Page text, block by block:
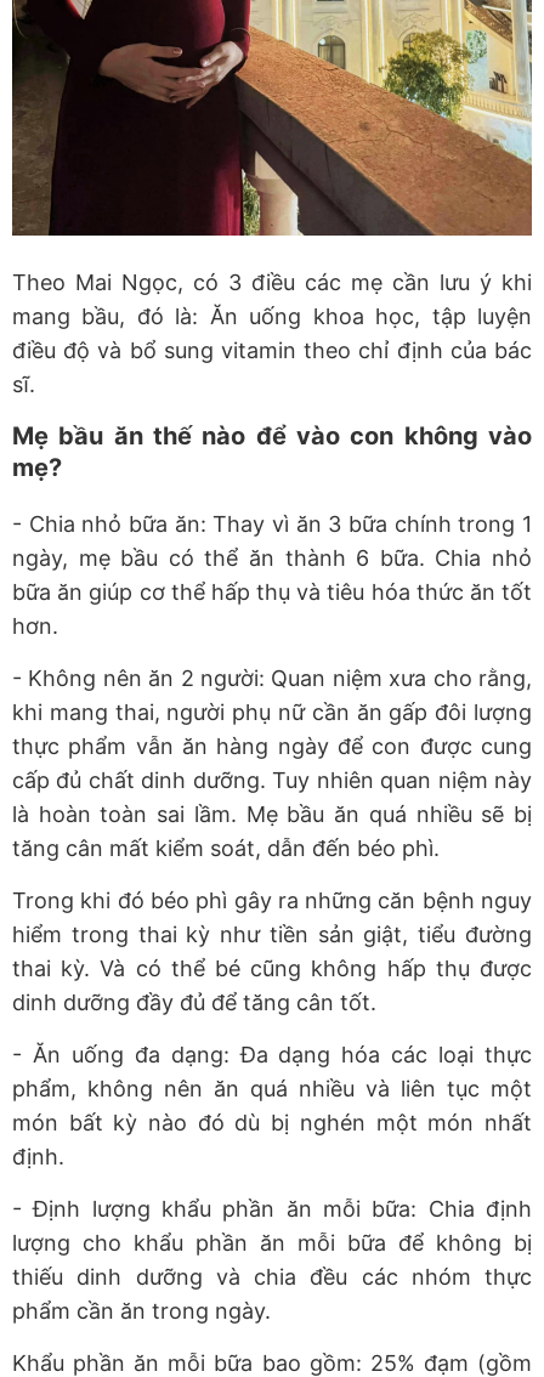
Theo Mai Ngọc, có 3 điều các mẹ cần lưu ý khi
mang bầu, đó là: Ăn uống khoa học, tập luyện
điều độ và bổ sung vitamin theo chỉ định của bác
sĩ.
Mẹ bầu ăn thế nào để vào con không vào
mẹ?
- Chia nhỏ bữa ăn: Thay vì ăn 3 bữa chính trong 1
ngày, mẹ bầu có thể ăn thành 6 bữa. Chia nhỏ
bữa ăn giúp cơ thể hấp thụ và tiêu hóa thức ăn tốt
hơn.
- Không nên ăn 2 người: Quan niệm xưa cho rằng,
khi mang thai, người phụ nữ cần ăn gấp đôi lượng
thực phẩm vẫn ăn hàng ngày để con được cung
cấp đủ chất dinh dưỡng. Tuy nhiên quan niệm này
là hoàn toàn sai lầm. Mẹ bầu ăn quá nhiều sẽ bị
tăng cân mất kiểm soát, dẫn đến béo phì.
Trong khi đó béo phì gây ra những căn bệnh nguy
hiểm trong thai kỳ như tiền sản giật, tiểu đường
thai kỳ. Và có thể bé cũng không hấp thụ được
dinh dưỡng đầy đủ để tăng cân tốt.
- Ăn uống đa dạng: Đa dạng hóa các loại thực
phẩm, không nên ăn quá nhiều và liên tục một
món bất kỳ nào đó dù bị nghén một món nhất
định.
- Định lượng khẩu phần ăn mỗi bữa: Chia định
lượng cho khẩu phần ăn mỗi bữa để không bị
thiếu dinh dưỡng và chia đều các nhóm thực
phẩm cần ăn trong ngày.
Khẩu phần ăn mỗi bữa bao gồm: 25% đạm (gồm